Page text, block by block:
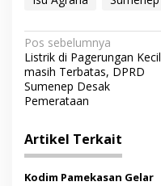
N
a
v
i
g
a
Pos sebelumnya
Listrik di Pagerungan Kecil
masih Terbatas, DPRD
Sumenep Desak
Pemerataan
Artikel Terkait
Kodim Pamekasan Gelar